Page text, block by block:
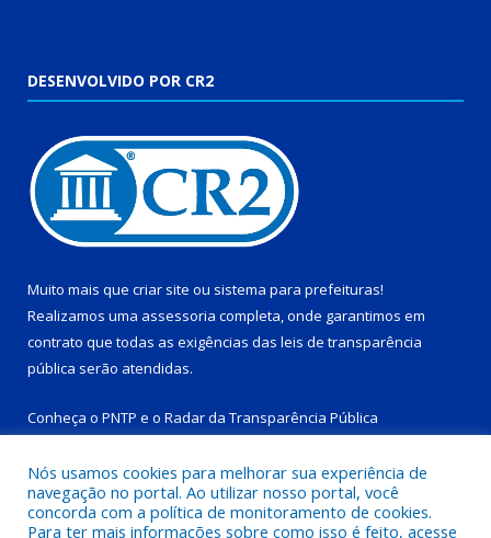
DESENVOLVIDO POR CR2
Muito mais que criar site ou sistema para prefeituras!
Realizamos uma assessoria completa, onde garantimos em
contrato que todas as exigências das leis de transparência
pública serão atendidas.
Conheça o PNTP e o Radar da Transparência Pública
Todos os direitos reservados a Prefeitura Municipal de Tucuruí-
Nós usamos cookies para melhorar sua experiência de
navegação no portal. Ao utilizar nosso portal, você
concorda com a política de monitoramento de cookies.
Para ter mais informações sobre como isso é feito, acesse